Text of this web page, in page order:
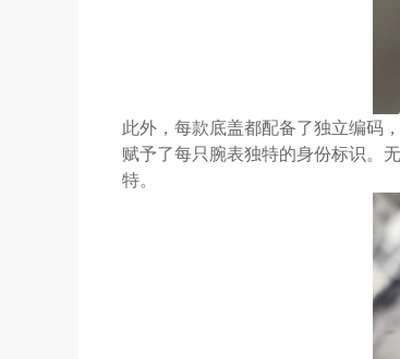
此外，每款底盖都配备了独立编码
赋予了每只腕表独特的身份标识。
特。